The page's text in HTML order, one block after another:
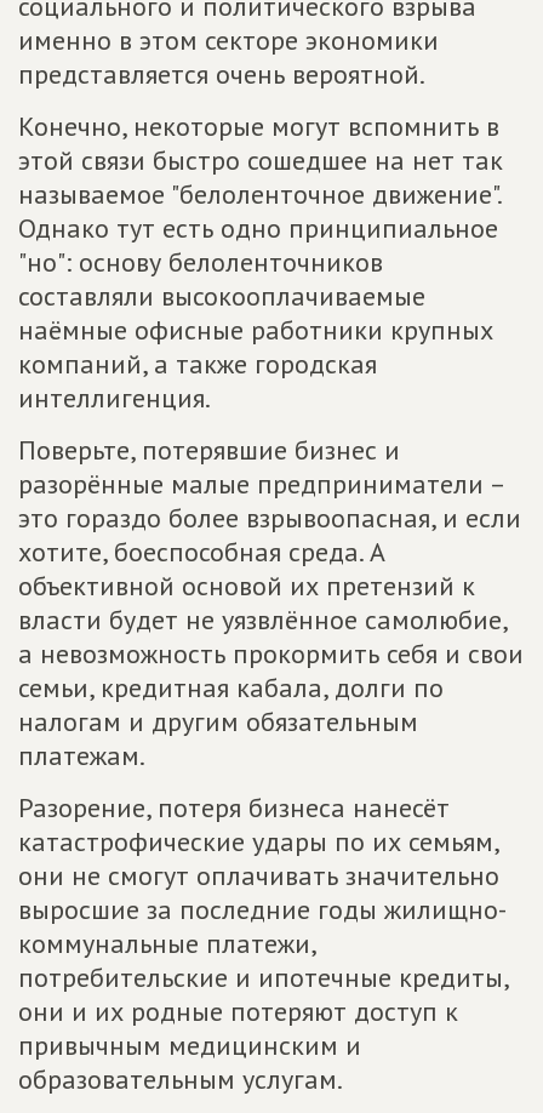
именно в этом секторе экономики
представляется очень вероятной.
Конечно, некоторые могут вспомнить в
этой связи быстро сошедшее на нет так
называемое "белоленточное движение".
Однако тут есть одно принципиальное
"но": основу белоленточников
составляли высокооплачиваемые
наёмные офисные работники крупных
компаний, а также городская
интеллигенция.
Поверьте, потерявшие бизнес и
разорённые малые предприниматели –
это гораздо более взрывоопасная, и если
хотите, боеспособная среда. А
объективной основой их претензий к
власти будет не уязвлённое самолюбие,
а невозможность прокормить себя и свои
семьи, кредитная кабала, долги по
налогам и другим обязательным
платежам.
Разорение, потеря бизнеса нанесёт
катастрофические удары по их семьям,
они не смогут оплачивать значительно
выросшие за последние годы жилищно-
коммунальные платежи,
потребительские и ипотечные кредиты,
они и их родные потеряют доступ к
привычным медицинским и
образовательным услугам.